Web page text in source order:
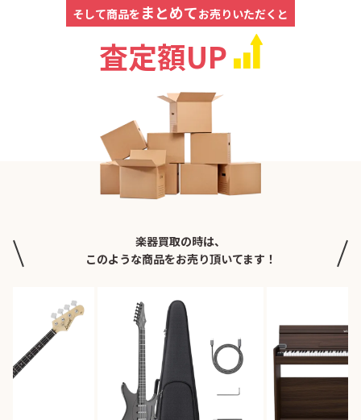
そして商品を まとめてお売りいただくと
査定額UP
楽器買取の時は、
このような商品をお売り頂いてます！